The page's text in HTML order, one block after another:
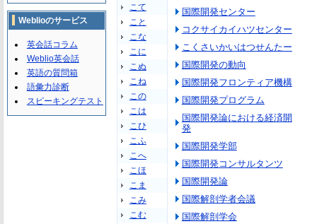
こて
こと
こな
こに
こぬ
こね
この
こは
こひ
こふ
こへ
こほ
こま
こみ
こむ
国際開発センター
コクサイカイハツセンター
こくさいかいはつせんたー
国際開発の動向
国際開発フロンティア機構
国際開発プログラム
国際開発論における経済開
発
国際開発学部
国際開発コンサルタンツ
国際開発論
国際解剖学者会議
国際解剖学会
Weblioのサービス
英会話コラム
Weblio英会話
英語の質問箱
語彙力診断
スピーキングテスト